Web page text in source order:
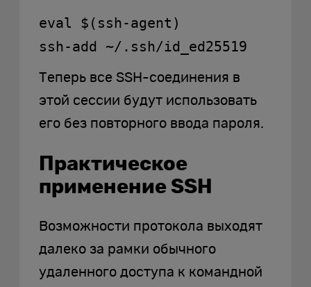
eval $(ssh-agent)
ssh-add ~/.ssh/id_ed25519
Теперь все SSH-соединения в
этой сессии будут использовать
его без повторного ввода пароля.
Практическое
применение SSH
Возможности протокола выходят
далеко за рамки обычного
удаленного доступа к командной